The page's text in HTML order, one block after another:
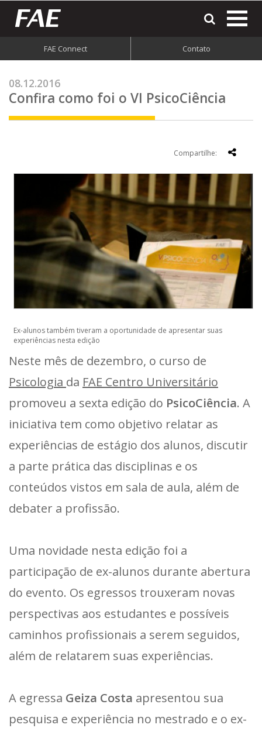
FAE Connect Contato
08.12.2016
Confira como foi o VI PsicoCiência
Compartilhe:
Ex-alunos também tiveram a oportunidade de apresentar suas
experiências nesta edição
Neste mês de dezembro, o curso de
Psicologia da FAE Centro Universitário
promoveu a sexta edição do PsicoCiência. A
iniciativa tem como objetivo relatar as
experiências de estágio dos alunos, discutir
a parte prática das disciplinas e os
conteúdos vistos em sala de aula, além de
debater a profissão.
Uma novidade nesta edição foi a
participação de ex-alunos durante abertura
do evento. Os egressos trouxeram novas
perspectivas aos estudantes e possíveis
caminhos profissionais a serem seguidos,
além de relatarem suas experiências.
A egressa Geiza Costa apresentou sua
pesquisa e experiência no mestrado e o ex-